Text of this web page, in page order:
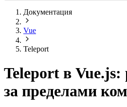
Документация
Vue
Teleport
Teleport в Vue.js:
за пределами